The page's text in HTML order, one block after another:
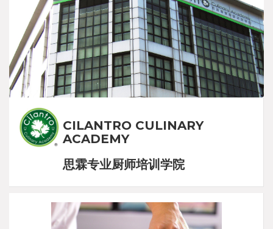
CILANTRO CULINARY
ACADEMY
思霖专业厨师培训学院